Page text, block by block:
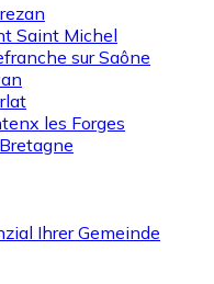
Saint Michel
sur Saône
les Forges
Ihrer Gemeinde